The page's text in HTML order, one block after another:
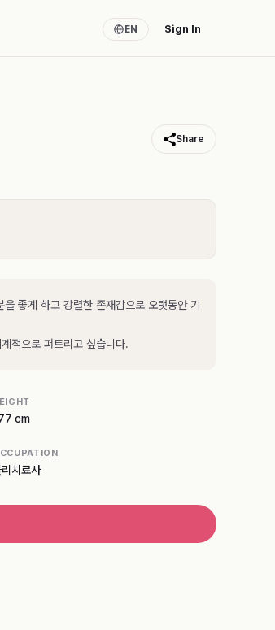
EN Sign In
Share
좋게 하고 강렬한 존재감으로 오랫동안 기
적으로 퍼트리고 싶습니다.
cm
리치료사